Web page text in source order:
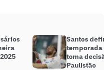
Santos
temporada
toma decisão
Paulistão